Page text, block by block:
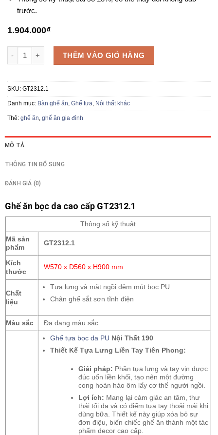
trước.
1.904.000₫
Ghế ăn GT2312.1 số lượng
THÊM VÀO GIỎ HÀNG
SKU: GT2312.1
Danh mục: Bàn ghế ăn, Ghế tựa, Nội thất khác
Thẻ: ghế ăn, ghế ăn gia đình
MÔ TẢ
THÔNG TIN BỔ SUNG
ĐÁNH GIÁ (0)
Ghế ăn bọc da cao cấp GT2312.1
Thông số kỹ thuật
Mã sản
phẩm
GT2312.1
Kích
thước
W570 x D560 x H900 mm
Chất
liệu
Tựa lưng và mặt ngồi đệm mút bọc PU
Chân ghế sắt sơn tĩnh điện
Màu sắc Đa dạng màu sắc
Ghế tựa bọc da PU Nội Thất 190
Thiết Kế Tựa Lưng Liền Tay Tiên Phong:
Giải pháp: Phần tựa lưng và tay vịn được
đúc uốn liền khối, tạo nên một đường
cong hoàn hảo ôm lấy cơ thể người ngồi.
Lợi ích: Mang lại cảm giác an tâm, thư
thái tối đa và có điểm tựa tay thoải mái khi
dùng bữa. Thiết kế này giúp xóa bỏ sự
đơn điệu, biến chiếc ghế ăn thành một tác
phẩm decor cao cấp.